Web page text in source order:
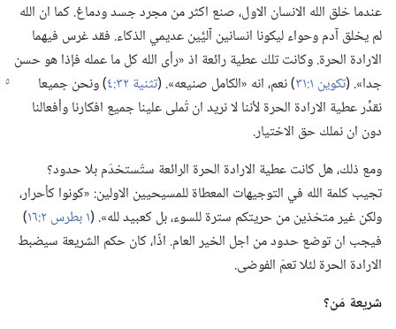
عندما خلق الله الانسان الاول،‏ صنع اكثر من مجرد جسد ودماغ.‏ كما ان الله
لم يخلق آدم وحواء ليكونا انسانين آليَّين عديمي الذكاء.‏ فقد غرس فيهما
الارادة الحرة.‏ وكانت تلك عطية رائعة اذ «رأى الله كل ما عمله فإذا هو حسن
جدا».‏ (‏تكوين ١:‏٣١ ‏)‏ نعم،‏ انه «الكامل صنيعه».‏ (‏تثنية ٣٢:‏٤
‏)‏ ونحن جميعا
نقدِّر عطية الارادة الحرة لأننا لا نريد ان تُملى علينا جميع افكارنا وأفعالنا
دون ان نملك حق الاختيار.‏
ومع ذلك،‏ هل كانت عطية الارادة الحرة الرائعة ستُستخدَم بلا حدود؟‏
تجيب كلمة الله في التوجيهات المعطاة للمسيحيين الاولين:‏ «كونوا كأحرار،‏
ولكن غير متخذين من حريتكم سترة للسوء،‏ بل كعبيد لله».‏ (‏١ بطرس ٢:‏١٦
‏)‏
فيجب ان توضع حدود من اجل الخير العام.‏ اذًا،‏ كان حكم الشريعة سيضبط
الارادة الحرة لئلا تعمّ الفوضى.‏
شريعة مَن؟‏